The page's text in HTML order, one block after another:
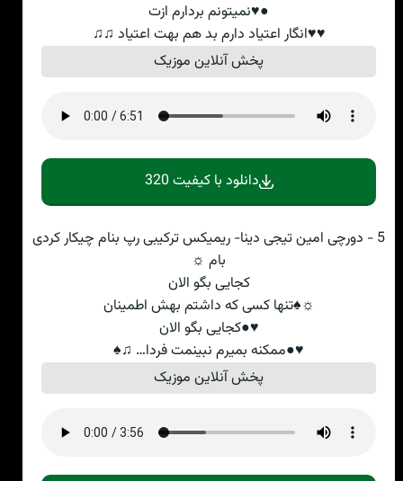
●♥نمیتونم بردارم ازت
♥♥انگار اعتیاد دارم بد هم بهت اعتیاد ♫♫
پخش آنلاین موزیک
دانلود با کیفیت 320
5 - دورچی امین تیجی دینا- ریمیکس ترکیبی رپ بنام چیکار کردی
بام ☼
کجایی بگو الان
☼♠تنها کسی که داشتم بهش اطمینان
♥●کجایی بگو الان
♥●ممکنه بمیرم نبینمت فردا… ♫♠
پخش آنلاین موزیک